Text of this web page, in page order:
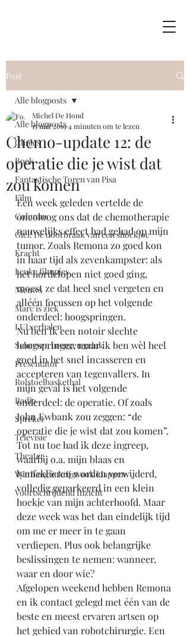
Post
Alle blogposts
Clinics
Boek
Fantastische Toren van Pisa
Film
Columns
Giel! De doorbraak van een shockjoc
Kracht
Leuke filmpjes
Nieuws
Marc is ziek
LULverhalen
Scherven brengen geluk
Presentator
Rolstoelbasketbal
Radio
Spreker
Televisie
Theater
Wie bang is krijgt ook klappen
Voortschrijdend Inzicht
Alle blogposts
Chemo-update 12: de
operatie die je wist dat
zou komen
Michel De Hond
15 mrt 20194 minuten om te lezen
Een week geleden vertelde de
oncoloog ons dat de chemotherapie
nauwelijks effect had gehad op mijn
tumor. Zoals Remona zo goed kon
in haar tijd als zevenkampster: als
het hordelopen niet goed ging,
moest ze dat heel snel vergeten en
alléén focussen op het volgende
onderdeel: hoogspringen.
Nu ben ik een notoir slechte
hoogspringer, maar ik ben wèl heel
goed in het snel incasseren en
accepteren van tegenvallers. In
mijn geval is het volgende
onderdeel: de operatie. Of zoals
John Ewbank zou zeggen: “de
operatie die je wist dat zou komen”.
Tot nu toe had ik deze ingreep,
waarbij o.a. mijn blaas en
lymfeklieren worden verwijderd,
volledig geparkeerd in een klein
hoekje van mijn achterhoofd. Maar
deze week was het dan eindelijk tijd
om me er meer in te gaan
verdiepen. Plus ook belangrijke
beslissingen te nemen: wanneer,
waar en door wie?
Afgelopen weekend hebben Remona
en ik contact gelegd met één van de
beste en meest ervaren artsen op
het gebied van robotchirurgie. Een